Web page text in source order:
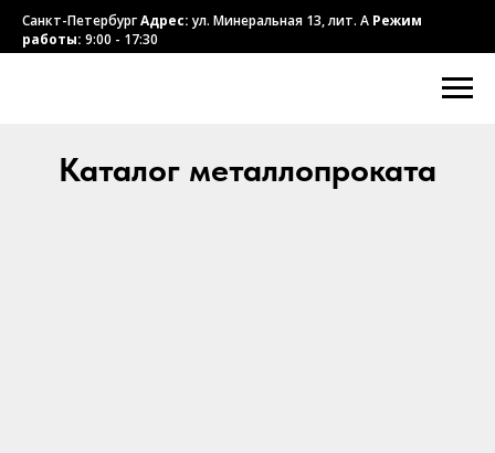
Санкт-ПетербургАдрес:ул. Минеральная 13, лит. А Режим
работы: 9:00 - 17:30
Каталог металлопроката